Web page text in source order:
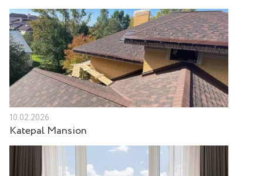
10.02.2026
Katepal Mansion